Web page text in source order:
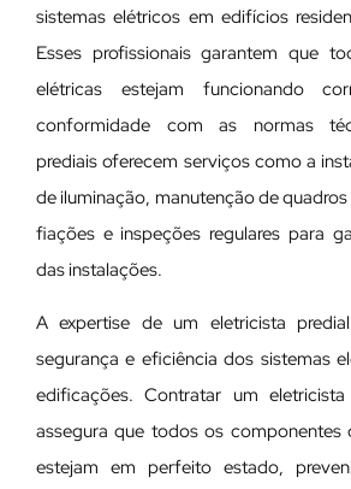
sistemas elétricos em edifícios
Esses profissionais garantem que
elétricas estejam funcionando
conformidade com as normas
prediais oferecem serviços como a
de iluminação, manutenção de
fiações e inspeções regulares para
das instalações.
A expertise de um eletricista
segurança e eficiência dos sistemas
edificações. Contratar um eletricista
assegura que todos os componentes
estejam em perfeito estado,